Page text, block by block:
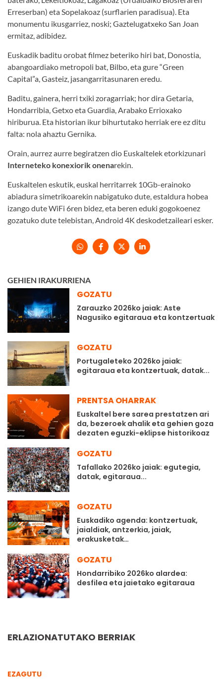
Erreserban) eta Sopelakoaz (surflarien paradisua). Eta
monumentu ikusgarriez, noski; Gaztelugatxeko San Joan
ermitaz, adibidez.
Euskadik baditu orobat filmez beteriko hiri bat, Donostia,
abangoardiako metropoli bat, Bilbo, eta gure “Green
Capital”a, Gasteiz, jasangarritasunaren eredu.
Baditu, gainera, herri txiki zoragarriak; hor dira Getaria,
Hondarribia, Getxo eta Guardia, Arabako Errioxako
hiriburua. Eta historian ikur bihurtutako herriak ere ez ditu
falta: nola ahaztu Gernika.
Orain, aurrez aurre begiratzen dio Euskaltelek etorkizunari
Interneteko konexiorik onenarekin.
Euskaltelen eskutik, euskal herritarrek 10Gb-erainoko
abiadura simetrikoarekin nabigatuko dute, estaldura hobea
izango dute WiFi 6ren bidez, eta beren eduki gogokoenez
gozatuko dute telebistan, Android 4K deskodetzaileari esker.
GEHIEN IRAKURRIENA
GOZATU
Zarauzko 2026ko jaiak: Aste
Nagusiko egitaraua eta kontzertuak
GOZATU
Portugaleteko 2026ko jaiak:
egitaraua eta kontzertuak, datak...
PRENTSA OHARRAK
Euskaltel bere sarea prestatzen ari
da, bezeroek ahalik eta gehien goza
dezaten eguzki-eklipse historikoaz
GOZATU
Tafallako 2026ko jaiak: egutegia,
datak, egitaraua...
GOZATU
Euskadiko agenda: kontzertuak,
jaialdiak, antzerkia, jaiak,
erakusketak…
GOZATU
Hondarribiko 2026ko alardea:
desfilea eta jaietako egitaraua
ERLAZIONATUTAKO BERRIAK
EZAGUTU